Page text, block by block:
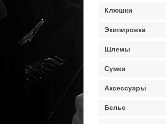
Клюшки
Экипировка
Шлемы
Сумки
Аксессуары
Белье